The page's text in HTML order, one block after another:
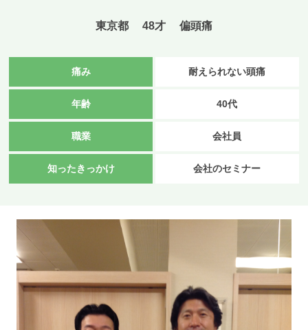
東京都 48才 偏頭痛
痛み
年齢
職業
知ったきっかけ
耐えられない頭痛
40代
会社員
会社のセミナー